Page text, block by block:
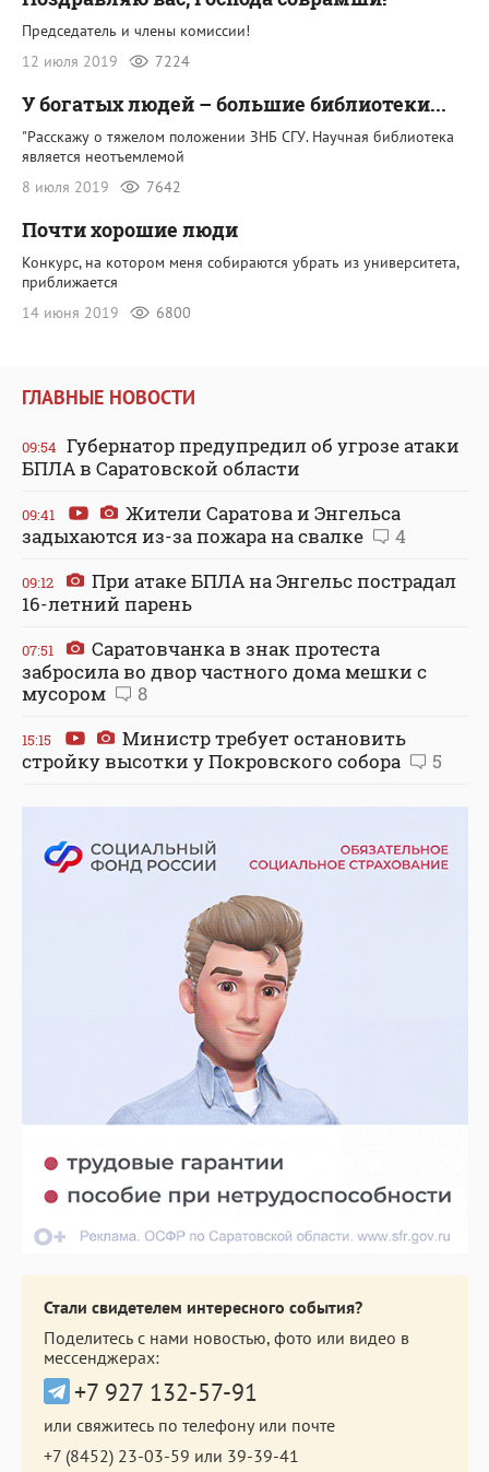
Председатель и члены комиссии!
12 июля 2019
7224
У богатых людей – большие библиотеки...
"Расскажу о тяжелом положении ЗНБ СГУ. Научная библиотека
является неотъемлемой
8 июля 2019
7642
Почти хорошие люди
Конкурс, на котором меня собираются убрать из университета,
приближается
14 июня 2019
6800
ГЛАВНЫЕ НОВОСТИ
09:54 Губернатор предупредил об угрозе атаки
БПЛА в Саратовской области
09:41
Жители Саратова и Энгельса
задыхаются из-за пожара на свалке
4
09:12
При атаке БПЛА на Энгельс пострадал
16-летний парень
07:51
Саратовчанка в знак протеста
забросила во двор частного дома мешки с
мусором
8
15:15
Министр требует остановить
стройку высотки у Покровского собора
5
Стали свидетелем интересного события?
Поделитесь с нами новостью, фото или видео в
мессенджерах:
+7 927 132-57-91
или свяжитесь по телефону или почте
+7 (8452) 23-03-59 или 39-39-41